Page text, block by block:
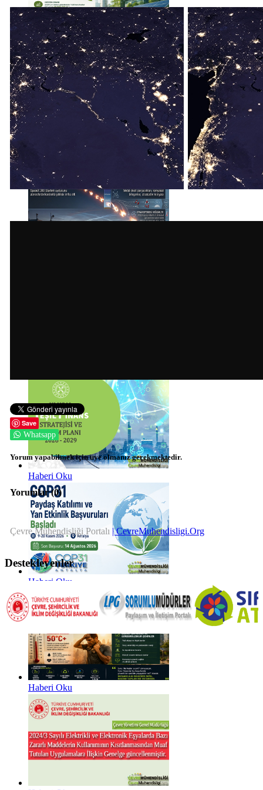
Haberi Oku
Haberi Oku
Haberi Oku
Haberi Oku
Haberi Oku
Save
Whatsapp
Yorum yapabilmek için üye olmanız gerekmektedir.
Yorumlar (0)
Çevre Mühendisliği Portalı| CevreMuhendisligi.Org
Destekleyenler